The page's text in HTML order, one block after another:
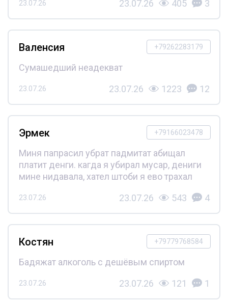
23.07.26 23.07.26 405 3
+79262283179
Валенсия
Сумашедший неадекват
23.07.26 23.07.26 1223 12
+79166023478
Эрмек
Миня папрасил убрат падмитат абищал
платит денги. кагда я убирал мусар, дениги
мине нидавала, хател штоби я ево трахал
23.07.26 23.07.26 543 4
+79779768584
Костян
Бадяжат алкоголь с дешёвым спиртом
23.07.26 23.07.26 121 1